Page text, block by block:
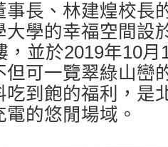
事長、林建煌校長
大學的幸福空間設
，並於2019年10月
但可一覽翠綠山巒
吃到飽的福利，是
的悠閒場域。